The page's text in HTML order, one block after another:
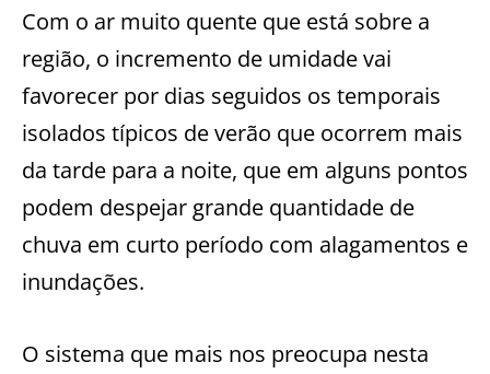
Com o ar muito quente que está sobre a
região, o incremento de umidade vai
favorecer por dias seguidos os temporais
isolados típicos de verão que ocorrem mais
da tarde para a noite, que em alguns pontos
podem despejar grande quantidade de
chuva em curto período com alagamentos e
inundações.
O sistema que mais nos preocupa nesta